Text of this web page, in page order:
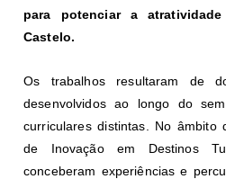
para potenciar a
Castelo.
Os trabalhos resultaram de
desenvolvidos ao longo do
curriculares distintas. No âmbito
de Inovação em Destinos
conceberam experiências e